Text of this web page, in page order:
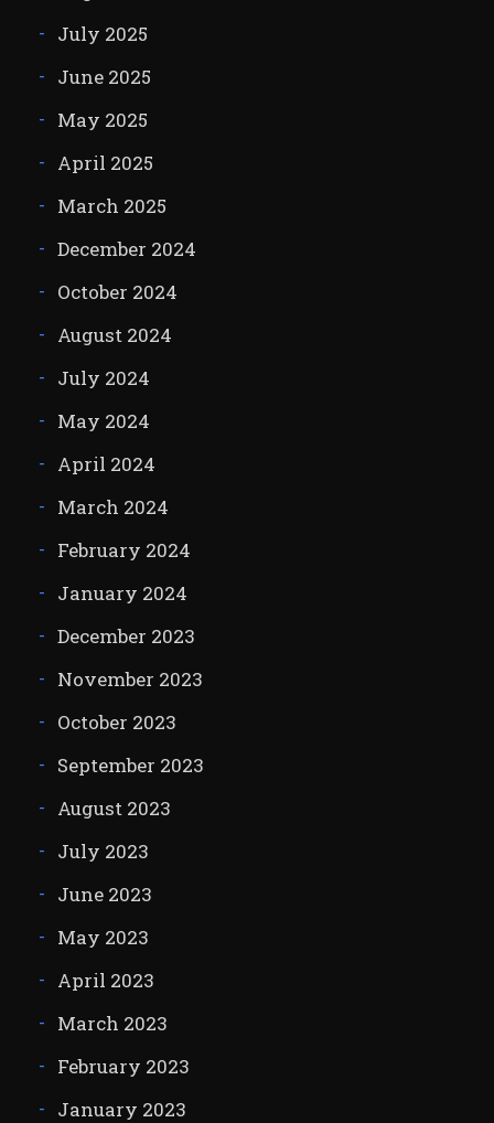
July 2025
June 2025
May 2025
April 2025
March 2025
December 2024
October 2024
August 2024
July 2024
May 2024
April 2024
March 2024
February 2024
January 2024
December 2023
November 2023
October 2023
September 2023
August 2023
July 2023
June 2023
May 2023
April 2023
March 2023
February 2023
January 2023